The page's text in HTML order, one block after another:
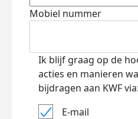
Mobiel nummer
Ik blijf graag op de
acties en manieren
bijdragen aan KWF via:
E-mail